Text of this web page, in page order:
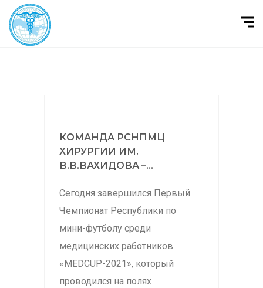
КОМАНДА РСНПМЦ
ХИРУРГИИ ИМ.
В.В.ВАХИДОВА –...
Сегодня завершился Первый
Чемпионат Республики по
мини-футболу среди
медицинских работников
«MEDCUP-2021», который
проводился на полях